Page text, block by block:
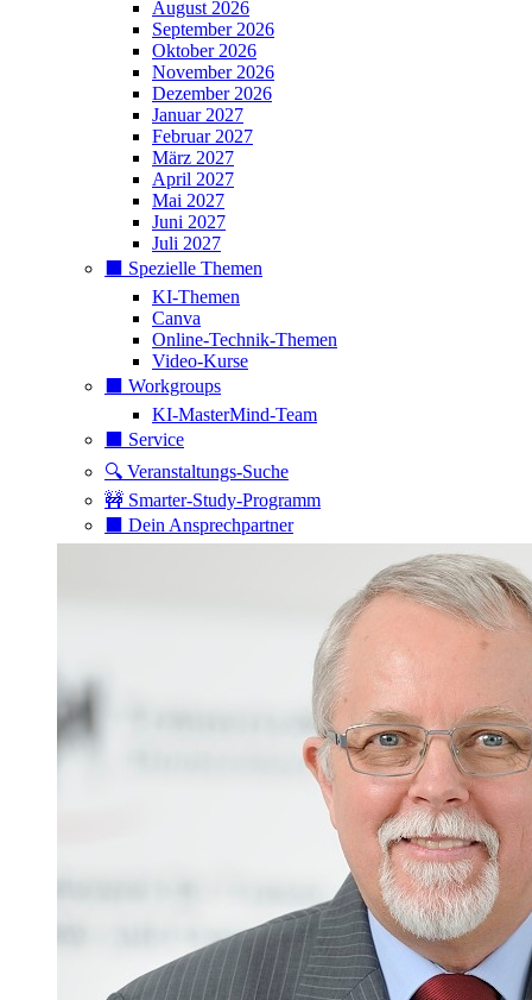
August 2026
September 2026
Oktober 2026
November 2026
Dezember 2026
Januar 2027
Februar 2027
März 2027
April 2027
Mai 2027
Juni 2027
Juli 2027
⬛️ Spezielle Themen
KI-Themen
Canva
Online-Technik-Themen
Video-Kurse
⬛️ Workgroups
KI-MasterMind-Team
⬛️ Service
🔍 Veranstaltungs-Suche
🚧 Smarter-Study-Programm
⬛️ Dein Ansprechpartner